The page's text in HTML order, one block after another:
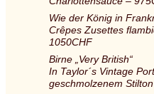
Wie der König in
Crêpes Zusettes
1050CHF
Birne „Very British“
In Taylor´s Vintage
geschmolzenem